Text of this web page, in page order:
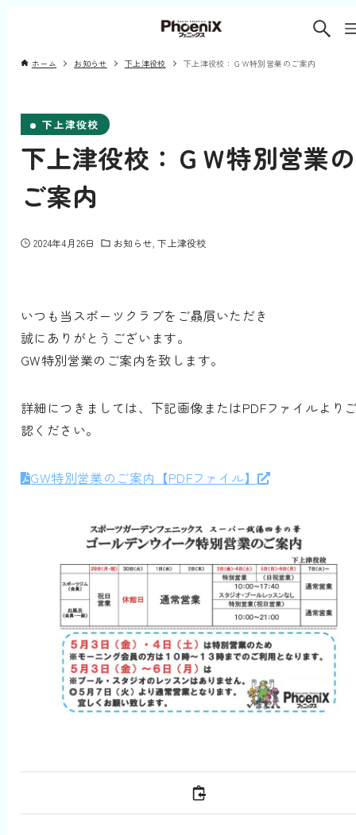
ホーム お知らせ 下上津役校 下上津役校：ＧＷ特別営業のご案内
下上津役校
下上津役校：ＧＷ特別営業の
ご案内
2024年4月26日 お知らせ 下上津役校
いつも当スポーツクラブをご贔屓いただき
誠にありがとうございます。
GW特別営業のご案内を致します。
詳細につきましては、下記画像またはPDFファイルより
認ください。
GW特別営業のご案内【PDFファイル】